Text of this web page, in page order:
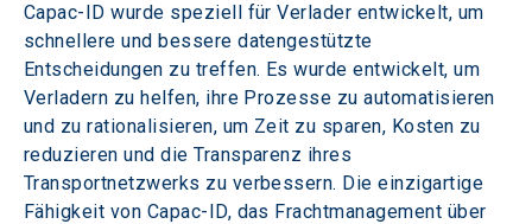
Capac-ID wurde speziell für Verlader entwickelt, um
schnellere und bessere datengestützte
Entscheidungen zu treffen. Es wurde entwickelt, um
Verladern zu helfen, ihre Prozesse zu automatisieren
und zu rationalisieren, um Zeit zu sparen, Kosten zu
reduzieren und die Transparenz ihres
Transportnetzwerks zu verbessern. Die einzigartige
Fähigkeit von Capac-ID, das Frachtmanagement über